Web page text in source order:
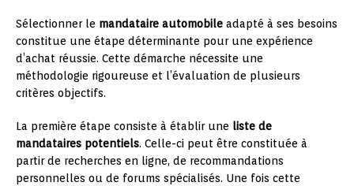
Sélectionner le mandataire automobile adapté à ses besoins
constitue une étape déterminante pour une expérience
d’achat réussie. Cette démarche nécessite une
méthodologie rigoureuse et l’évaluation de plusieurs
critères objectifs.
La première étape consiste à établir une liste de
mandataires potentiels. Celle-ci peut être constituée à
partir de recherches en ligne, de recommandations
personnelles ou de forums spécialisés. Une fois cette